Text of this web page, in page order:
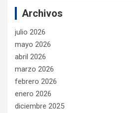
Archivos
julio 2026
mayo 2026
abril 2026
marzo 2026
febrero 2026
enero 2026
diciembre 2025